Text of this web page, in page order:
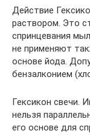
Действие
раствором. Это
спринцевания
не применяют
основе йода.
бензалконием
Гексикон свечи.
нельзя
его основе для